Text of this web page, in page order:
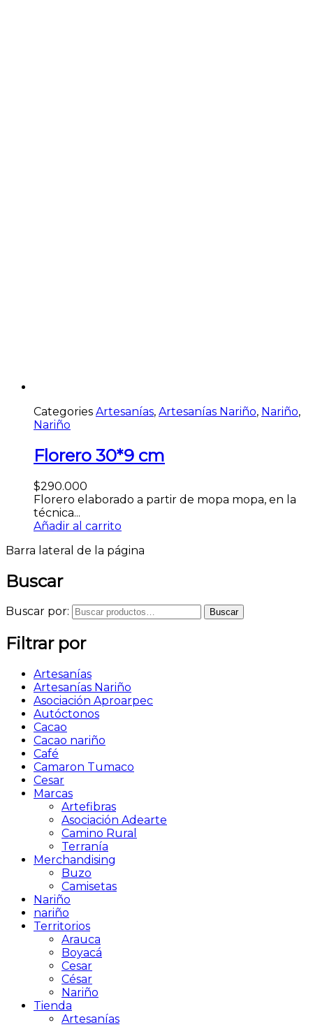
Categories Artesanías, Artesanías Nariño, Nariño,
Nariño
Florero 30*9 cm
$290.000
Florero elaborado a partir de mopa mopa, en la
técnica...
Añadir al carrito
Barra lateral de la página
Buscar
Buscar por: Buscar
Filtrar por
Artesanías
Artesanías Nariño
Asociación Aproarpec
Autóctonos
Cacao
Cacao nariño
Café
Camaron Tumaco
Cesar
Marcas
Artefibras
Asociación Adearte
Camino Rural
Terranía
Merchandising
Buzo
Camisetas
Nariño
nariño
Territorios
Arauca
Boyacá
Cesar
César
Nariño
Tienda
Artesanías